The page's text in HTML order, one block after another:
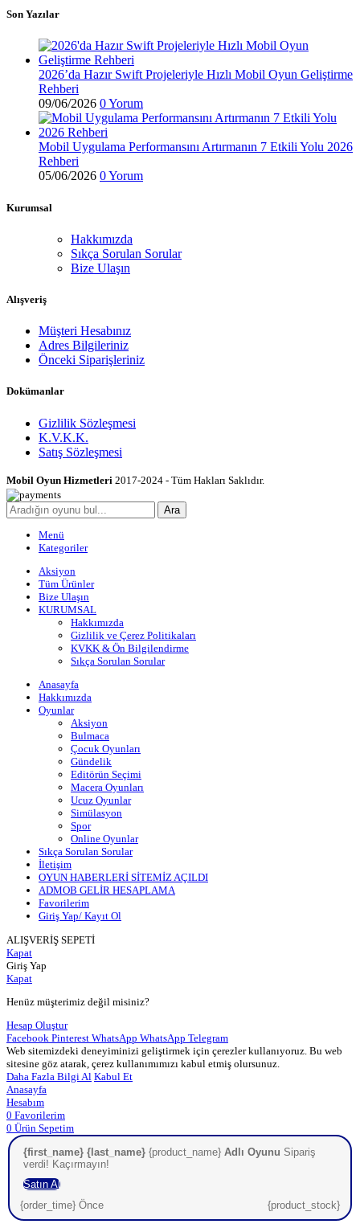
Son Yazılar
2026’da Hazır Swift Projeleriyle Hızlı Mobil Oyun Geliştirme
Rehberi
09/06/2026 0 Yorum
Mobil Uygulama Performansını Artırmanın 7 Etkili Yolu 2026
Rehberi
05/06/2026 0 Yorum
Kurumsal
Hakkımızda
Sıkça Sorulan Sorular
Bize Ulaşın
Alışveriş
Müşteri Hesabınız
Adres Bilgileriniz
Önceki Siparişleriniz
Dokümanlar
Gizlilik Sözleşmesi
K.V.K.K.
Satış Sözleşmesi
Mobil Oyun Hizmetleri 2017-2024 - Tüm Hakları Saklıdır.
Ara
Menü
Kategoriler
Aksiyon
Tüm Ürünler
Bize Ulaşın
KURUMSAL
Hakkımızda
Gizlilik ve Çerez Politikaları
KVKK & Ön Bilgilendirme
Sıkça Sorulan Sorular
Anasayfa
Hakkımızda
Oyunlar
Aksiyon
Bulmaca
Çocuk Oyunları
Gündelik
Editörün Seçimi
Macera Oyunları
Ucuz Oyunlar
Simülasyon
Spor
Online Oyunlar
Sıkça Sorulan Sorular
İletişim
OYUN HABERLERİ SİTEMİZ AÇILDI
ADMOB GELİR HESAPLAMA
Favorilerim
Giriş Yap/ Kayıt Ol
ALIŞVERİŞ SEPETİ
Kapat
Giriş Yap
Kapat
Henüz müşterimiz değil misiniz?
Hesap Oluştur
Facebook Pinterest WhatsApp WhatsApp Telegram
Web sitemizdeki deneyiminizi geliştirmek için çerezler kullanıyoruz. Bu web
sitesine göz atarak, çerez kullanımımızı kabul etmiş olursunuz.
Daha Fazla Bilgi Al Kabul Et
Anasayfa
Hesabım
0 Favorilerim
0 Ürün Sepetim
{first_name} {last_name}{product_name}Adlı Oyunu Sipariş
verdi! Kaçırmayın!
Satın Al
{order_time} Önce
{product_stock}